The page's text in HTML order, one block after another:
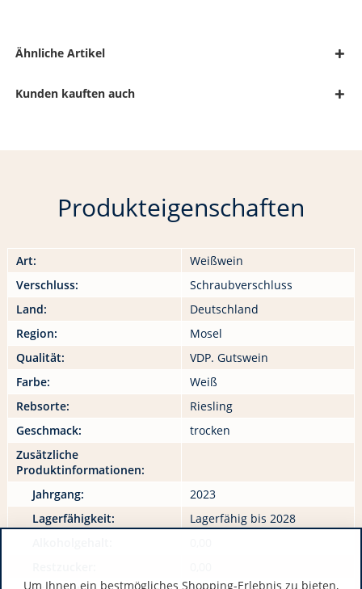
Ähnliche Artikel
Kunden kauften auch
Produkteigenschaften
Art:
Weißwein
Verschluss:
Schraubverschluss
Land:
Deutschland
Region:
Mosel
Qualität:
VDP. Gutswein
Farbe:
Weiß
Rebsorte:
Riesling
Geschmack:
trocken
Zusätzliche
Produktinformationen:
Jahrgang:
2023
Lagerfähigkeit:
Lagerfähig bis 2028
Um Ihnen ein bestmögliches Shopping-Erlebnis zu bieten,